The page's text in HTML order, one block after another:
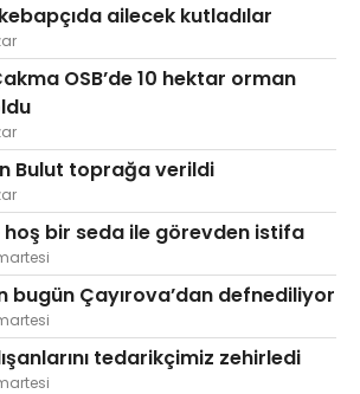
ailecek kutladılar
OSB’de 10 hektar orman
Bulut toprağa verildi
hoş bir seda ile görevden istifa
bugün Çayırova’dan defnediliyor
tedarikçimiz zehirledi